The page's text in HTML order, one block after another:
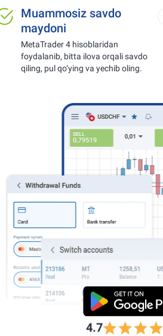
savdo
4 hisoblaridan
bitta ilova orqali savdo
qo‘ying va yechib oling.
4.7